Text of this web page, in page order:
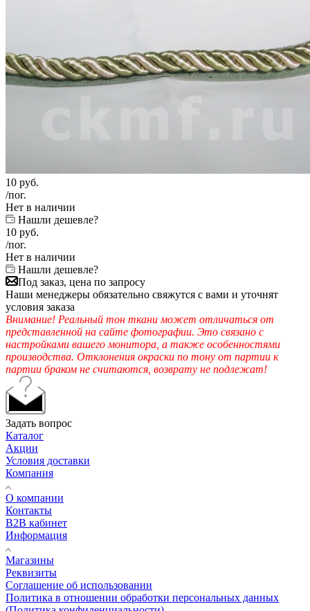
10 руб.
/пог.
Нет в наличии
Нашли дешевле?
10 руб.
/пог.
Нет в наличии
Нашли дешевле?
Под заказ, цена по запросу
Наши менеджеры обязательно свяжутся с вами и уточнят
условия заказа
Внимание! Реальный тон ткани может отличаться от
представленной на сайте фотографии. Это связано с
настройками вашего монитора, а также особенностями
производства. Отклонения окраски по тону от партии к
партии браком не считаются, возврату не подлежат!
Задать вопрос
Каталог
Акции
Условия доставки
Компания
О компании
Контакты
B2B кабинет
Информация
Магазины
Реквизиты
Соглашение об использовании
Политика в отношении обработки персональных данных